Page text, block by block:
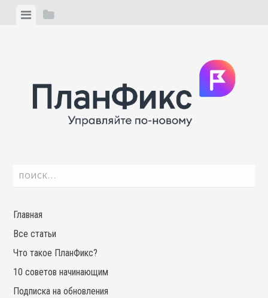
ViewView
Найти:
Главная
Все статьи
Что такое ПланФикс?
10 советов начинающим
Подписка на обновления